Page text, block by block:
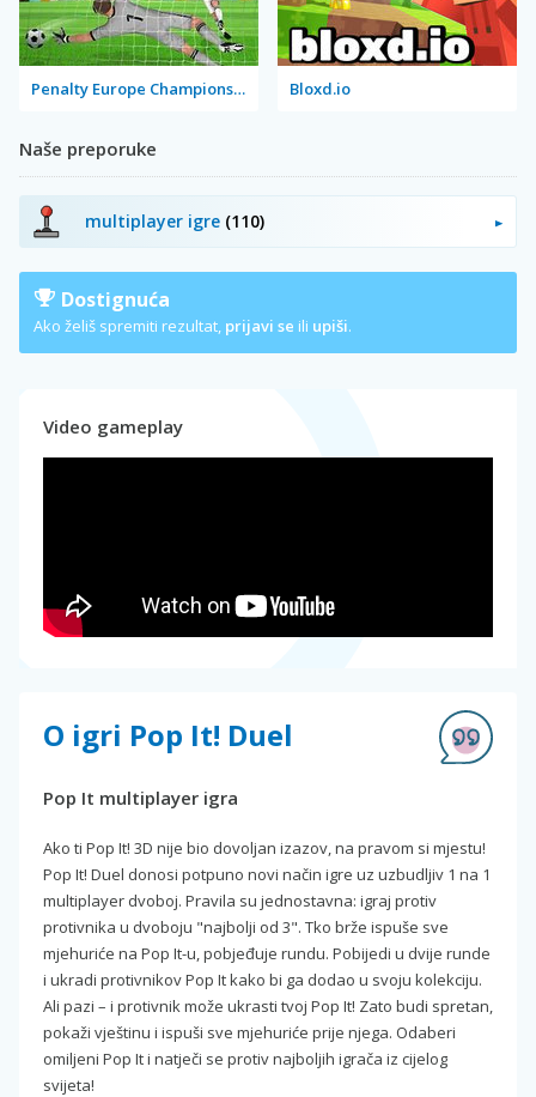
Penalty Europe Champions Edition Multiplayer Bloxd.io
Naše preporuke
multiplayer igre (110)
Dostignuća
Ako želiš spremiti rezultat, prijavi se ili upiši.
Video gameplay
O igri Pop It! Duel
Pop It multiplayer igra
Ako ti Pop It! 3D nije bio dovoljan izazov, na pravom si mjestu!
Pop It! Duel donosi potpuno novi način igre uz uzbudljiv 1 na 1
multiplayer dvoboj. Pravila su jednostavna: igraj protiv
protivnika u dvoboju "najbolji od 3". Tko brže ispuše sve
mjehuriće na Pop It-u, pobjeđuje rundu. Pobijedi u dvije runde
i ukradi protivnikov Pop It kako bi ga dodao u svoju kolekciju.
Ali pazi – i protivnik može ukrasti tvoj Pop It! Zato budi spretan,
pokaži vještinu i ispuši sve mjehuriće prije njega. Odaberi
omiljeni Pop It i natječi se protiv najboljih igrača iz cijelog
svijeta!